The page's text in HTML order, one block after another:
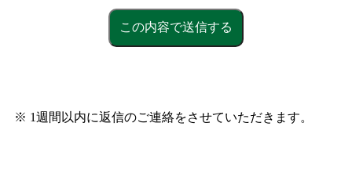
※ 1週間以内に返信のご連絡をさせていただきます。